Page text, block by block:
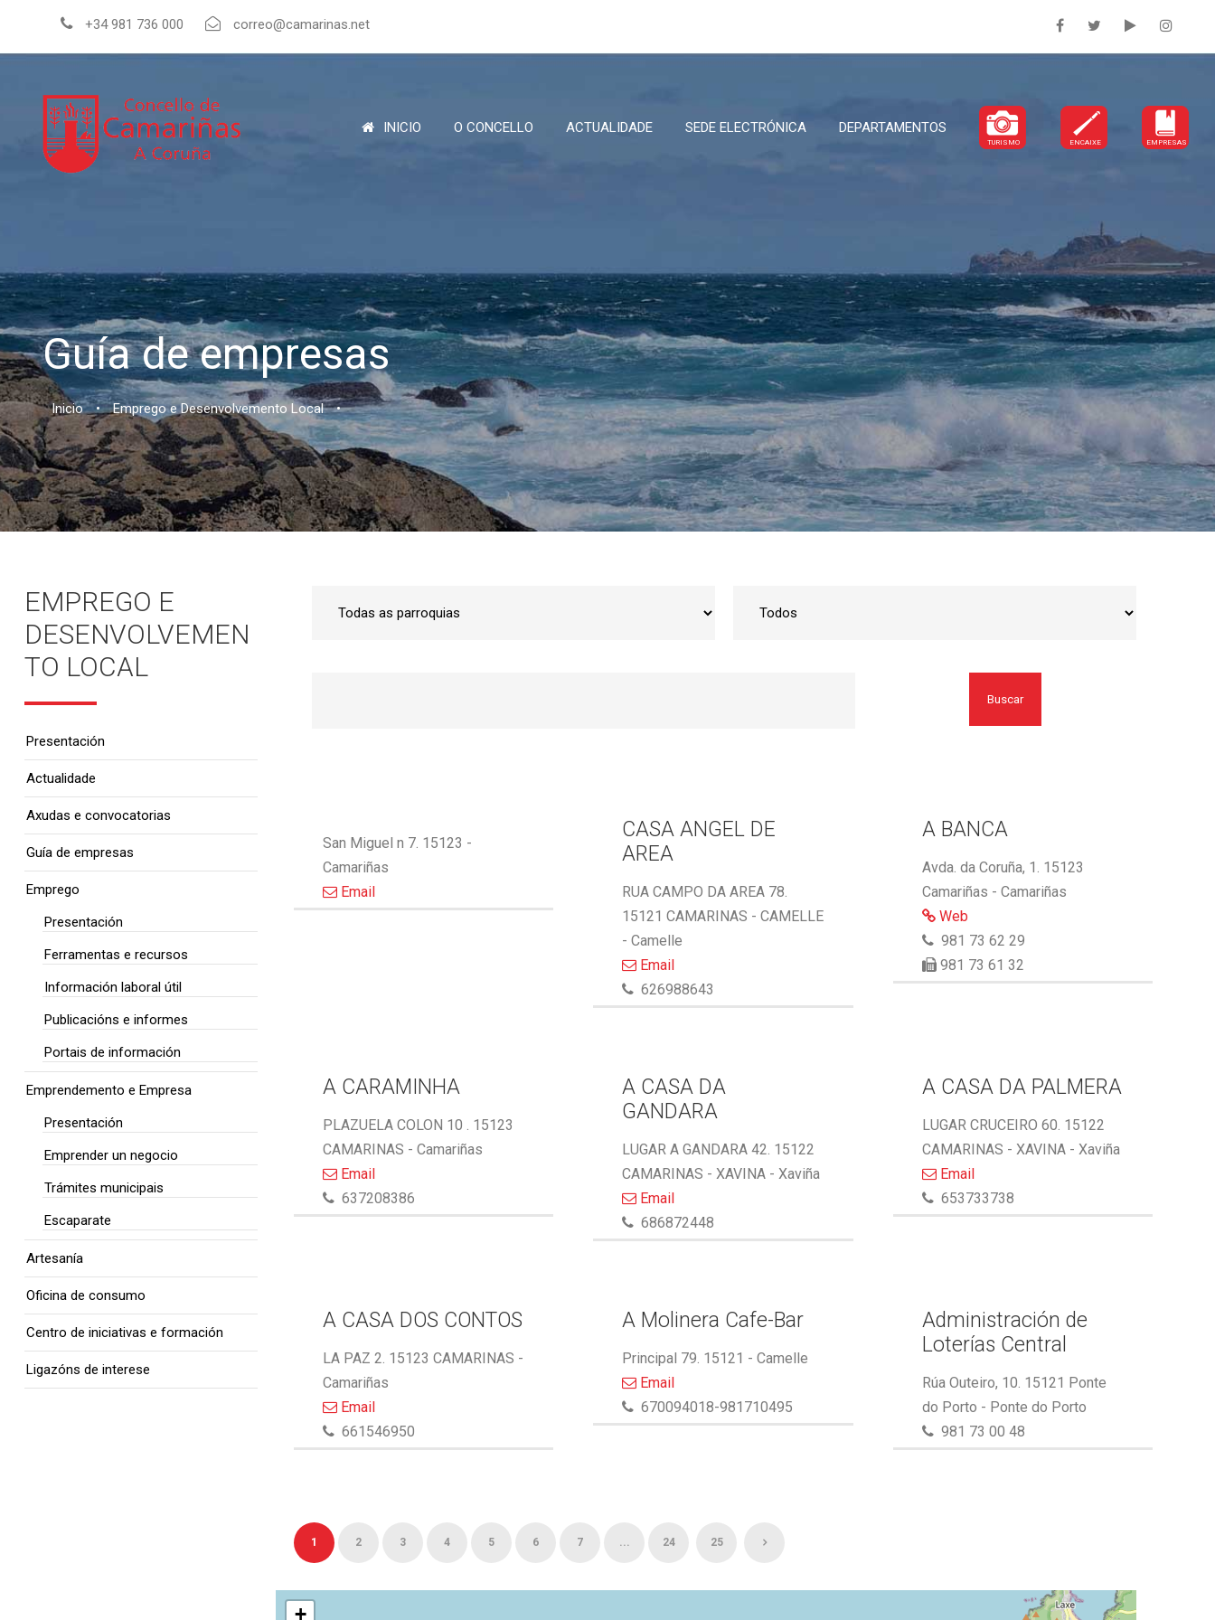
+34 981 736 000 correo@camarinas.net
INICIO O CONCELLO ACTUALIDADE SEDE ELECTRÓNICA DEPARTAMENTOS
TURISMO ENCAIXE EMPRESAS
Guía de empresas
Inicio • Emprego e Desenvolvemento Local •
Buscar
San Miguel n 7. 15123 -
Camariñas
Email
CASA ANGEL DE
AREA
RUA CAMPO DA AREA 78.
15121 CAMARINAS - CAMELLE
- Camelle
Email
626988643
A BANCA
Avda. da Coruña, 1. 15123
Camariñas - Camariñas
Web
981 73 62 29
981 73 61 32
A CARAMINHA
PLAZUELA COLON 10 . 15123
CAMARINAS - Camariñas
Email
637208386
A CASA DA
GANDARA
LUGAR A GANDARA 42. 15122
CAMARINAS - XAVINA - Xaviña
Email
686872448
A CASA DA PALMERA
LUGAR CRUCEIRO 60. 15122
CAMARINAS - XAVINA - Xaviña
Email
653733738
A CASA DOS CONTOS
LA PAZ 2. 15123 CAMARINAS -
Camariñas
Email
661546950
A Molinera Cafe-Bar
Principal 79. 15121 - Camelle
Email
670094018-981710495
Administración de
Loterías Central
Rúa Outeiro, 10. 15121 Ponte
do Porto - Ponte do Porto
981 73 00 48
1 2 3 4 5 6 7 ... 24 25
+
EMPREGO E
DESENVOLVEMEN
TO LOCAL
Presentación
Actualidade
Axudas e convocatorias
Guía de empresas
Emprego
Presentación
Ferramentas e recursos
Información laboral útil
Publicacións e informes
Portais de información
Emprendemento e Empresa
Presentación
Emprender un negocio
Trámites municipais
Escaparate
Artesanía
Oficina de consumo
Centro de iniciativas e formación
Ligazóns de interese